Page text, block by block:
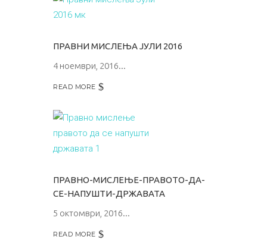
ПРАВНИ МИСЛЕЊА ЈУЛИ 2016
4 ноември, 2016
READ MORE
ПРАВНО-МИСЛЕЊЕ-ПРАВОТО-ДА-
СЕ-НАПУШТИ-ДРЖАВАТА
5 октомври, 2016
READ MORE